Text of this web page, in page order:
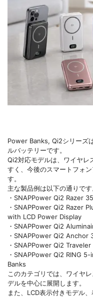
Power Banks, Qi2シリーズ
ルバッテリーです。
Qi2対応モデルは、ワイヤレ
すく、今後のスマートフォ
す。
主な製品例は以下の通りです
・SNAPPower Qi2 Razer
・SNAPPower Qi2 Razer
with LCD Power Display
・SNAPPower Qi2
・SNAPPower Qi2
・SNAPPower Qi2
・SNAPPower Qi2 RING
Banks
このカテゴリでは、ワイヤ
デルを中心に展開します。
また、LCD表示付きモデル